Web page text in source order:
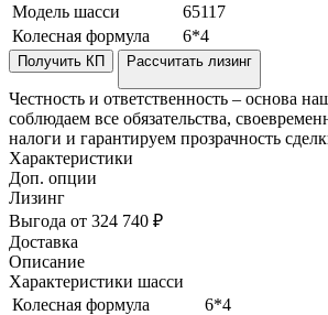
Модель шасси
65117
Колесная формула
6*4
Получить КП Рассчитать лизинг
Честность и ответственность – основа
соблюдаем все обязательства,
налоги и гарантируем прозрачность
Характеристики
Доп. опции
Лизинг
Выгода от 324 740 ₽
Доставка
Описание
Характеристики шасси
Колесная формула
6*4